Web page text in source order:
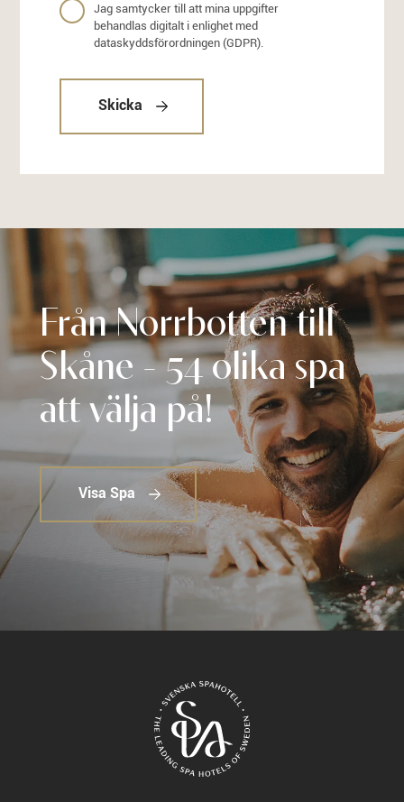
Jag samtycker till att mina uppgifter
behandlas digitalt i enlighet med
dataskyddsförordningen (GDPR).
Skicka
Från Norrbotten till
Skåne - 54 olika spa
att välja på!
Visa Spa